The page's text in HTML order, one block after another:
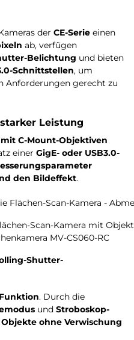
der CE-Serie einen
ab, verfügen
Belichtung und bieten
Schnittstellen, um
Anforderungen gerecht zu
Leistung
C-Mount-Objektiven
einer GigE- oder USB3.0-
den Bildeffekt.
Shutter-
. Durch die
und Stroboskop-
ohne Verwischung